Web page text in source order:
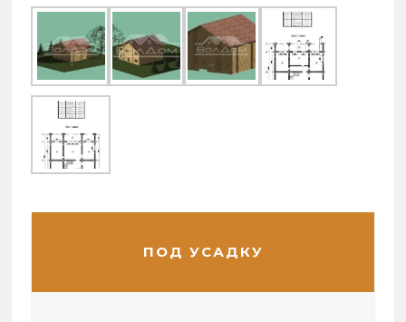
ПОД УСАДКУ